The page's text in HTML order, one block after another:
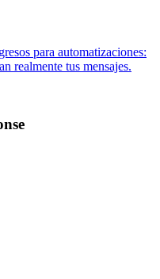
para automatizaciones:
realmente tus mensajes.